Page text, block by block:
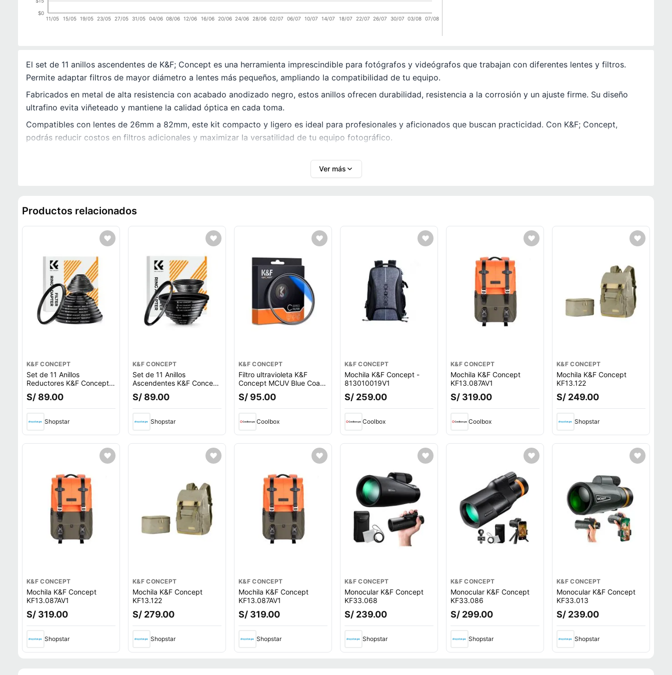
11/05 15/05 19/05 23/05 27/05 31/05 04/06 08/06 12/06 16/06 20/06 24/06 28/06 02/07 06/07 10/07 14/07 18/07 22/07 26/07 30/07 03/08 07/08
$0
El set de 11 anillos ascendentes de K&F; Concept es una herramienta imprescindible para fotógrafos y videógrafos que trabajan con diferentes lentes y filtros.
Permite adaptar filtros de mayor diámetro a lentes más pequeños, ampliando la compatibilidad de tu equipo.
Fabricados en metal de alta resistencia con acabado anodizado negro, estos anillos ofrecen durabilidad, resistencia a la corrosión y un ajuste firme. Su diseño
ultrafino evita viñeteado y mantiene la calidad óptica en cada toma.
Compatibles con lentes de 26mm a 82mm, este kit compacto y ligero es ideal para profesionales y aficionados que buscan practicidad. Con K&F; Concept,
podrás reducir costos en filtros adicionales y maximizar la versatilidad de tu equipo fotográfico.
Ver más
Productos relacionados
K&F CONCEPT
Set de 11 Anillos
Reductores K&F Concept
SKU0801
S/ 89.00
Shopstar
K&F CONCEPT
Set de 11 Anillos
Ascendentes K&F Concept
SKU0800
S/ 89.00
Shopstar
K&F CONCEPT
Filtro ultravioleta K&F
Concept MCUV Blue Coat
Slim 82mm, revestimiento
multicapa
S/ 95.00
Coolbox
K&F CONCEPT
Mochila K&F Concept -
813010019V1
S/ 259.00
Coolbox
K&F CONCEPT
Mochila K&F Concept
KF13.087AV1
S/ 319.00
Coolbox
K&F CONCEPT
Mochila K&F Concept
KF13.122
S/ 249.00
Shopstar
K&F CONCEPT
Mochila K&F Concept
KF13.087AV1
S/ 319.00
Shopstar
K&F CONCEPT
Mochila K&F Concept
KF13.122
S/ 279.00
Shopstar
K&F CONCEPT
Mochila K&F Concept
KF13.087AV1
S/ 319.00
Shopstar
K&F CONCEPT
Monocular K&F Concept
KF33.068
S/ 239.00
Shopstar
K&F CONCEPT
Monocular K&F Concept
KF33.086
S/ 299.00
Shopstar
K&F CONCEPT
Monocular K&F Concept
KF33.013
S/ 239.00
Shopstar